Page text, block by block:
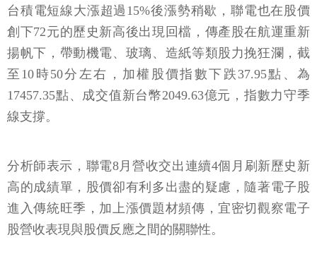
台積電短線大漲超過15%後漲勢稍歇，聯電也在股價
創下72元的歷史新高後出現回檔，傳產股在航運重新
揚帆下，帶動機電、玻璃、造紙等類股力挽狂瀾，截
至10時50分左右，加權股價指數下跌37.95點、為
17457.35點、成交值新台幣2049.63億元，指數力守季
線支撐。
分析師表示，聯電8月營收交出連續4個月刷新歷史新
高的成績單，股價卻有利多出盡的疑慮，隨著電子股
進入傳統旺季，加上漲價題材頻傳，宜密切觀察電子
股營收表現與股價反應之間的關聯性。